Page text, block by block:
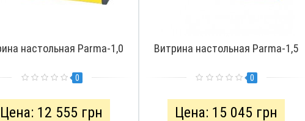
настольная Parma-1,0
0
Цена: 12 555 грн
Витрина настольная Parma-1,5
0
Цена: 15 045 грн